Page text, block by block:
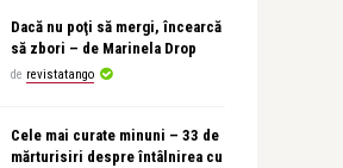
Dacă nu poţi să mergi, încearcă
să zbori – de Marinela Drop
de revistatango
Cele mai curate minuni – 33 de
mărturisiri despre întâlnirea cu